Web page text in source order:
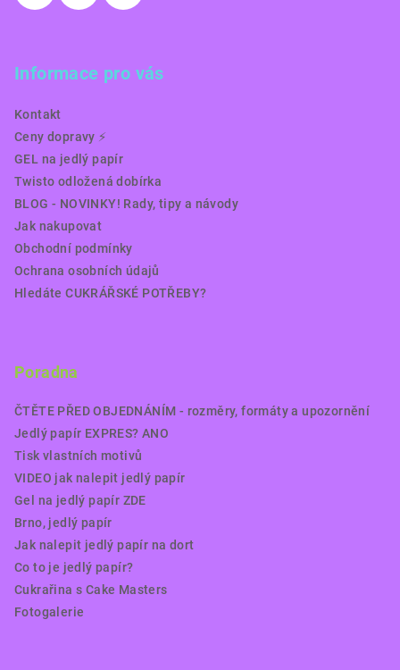
Informace pro vás
Kontakt
Ceny dopravy ⚡️
GEL na jedlý papír
Twisto odložená dobírka
BLOG - NOVINKY! Rady, tipy a návody
Jak nakupovat
Obchodní podmínky
Ochrana osobních údajů
Hledáte CUKRÁŘSKÉ POTŘEBY?
Poradna
ČTĚTE PŘED OBJEDNÁNÍM - rozměry, formáty a upozornění
Jedlý papír EXPRES? ANO
Tisk vlastních motivů
VIDEO jak nalepit jedlý papír
Gel na jedlý papír ZDE
Brno, jedlý papír
Jak nalepit jedlý papír na dort
Co to je jedlý papír?
Cukrařina s Cake Masters
Fotogalerie